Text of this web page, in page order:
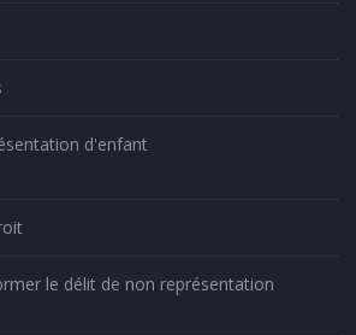
d'enfant
le délit de non représentation